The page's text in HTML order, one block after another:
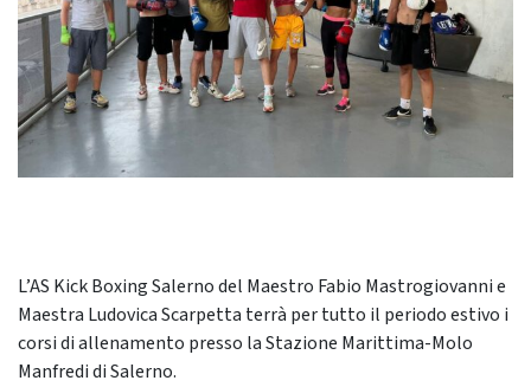
L’AS Kick Boxing Salerno del Maestro Fabio Mastrogiovanni e
Maestra Ludovica Scarpetta terrà per tutto il periodo estivo i
corsi di allenamento presso la Stazione Marittima-Molo
Manfredi di Salerno.